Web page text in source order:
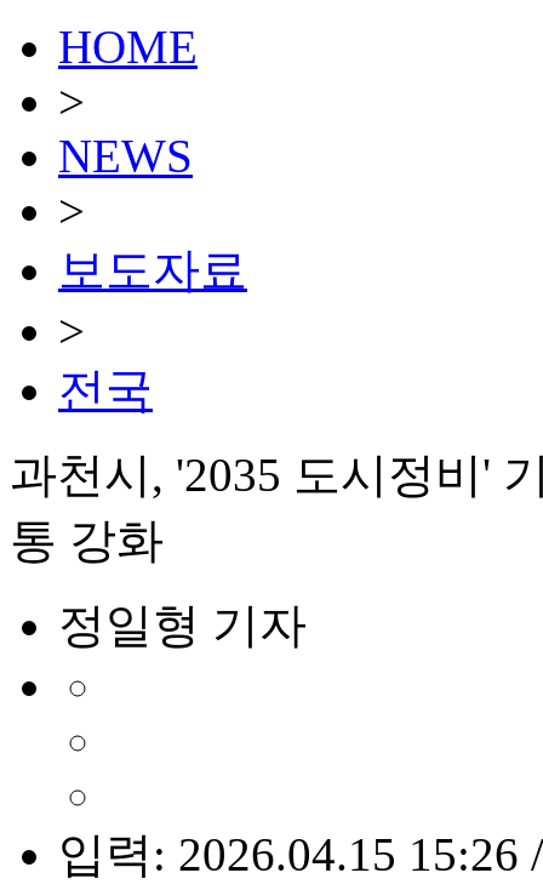
HOME
>
NEWS
>
보도자료
>
전국
과천시, '2035 도시정비'
통 강화
정일형 기자
입력: 2026.04.15 15:26